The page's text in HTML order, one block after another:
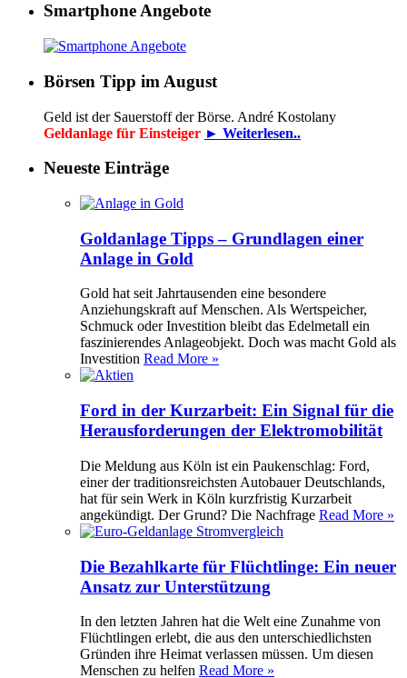
Smartphone Angebote
Börsen Tipp im August
Geld ist der Sauerstoff der Börse. André Kostolany
Geldanlage für Einsteiger ► Weiterlesen..
Neueste Einträge
Goldanlage Tipps – Grundlagen einer
Anlage in Gold
Gold hat seit Jahrtausenden eine besondere
Anziehungskraft auf Menschen. Als Wertspeicher,
Schmuck oder Investition bleibt das Edelmetall ein
faszinierendes Anlageobjekt. Doch was macht Gold als
Investition Read More »
Ford in der Kurzarbeit: Ein Signal für die
Herausforderungen der Elektromobilität
Die Meldung aus Köln ist ein Paukenschlag: Ford,
einer der traditionsreichsten Autobauer Deutschlands,
hat für sein Werk in Köln kurzfristig Kurzarbeit
angekündigt. Der Grund? Die Nachfrage Read More »
Die Bezahlkarte für Flüchtlinge: Ein neuer
Ansatz zur Unterstützung
In den letzten Jahren hat die Welt eine Zunahme von
Flüchtlingen erlebt, die aus den unterschiedlichsten
Gründen ihre Heimat verlassen müssen. Um diesen
Menschen zu helfen Read More »